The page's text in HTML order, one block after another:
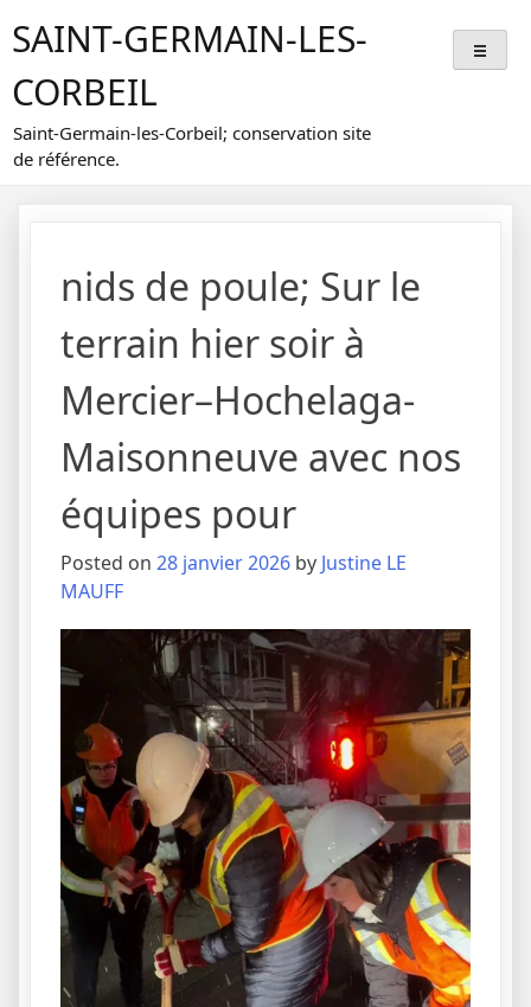
toSAINT-GERMAIN-LES-
CORBEIL
Saint-Germain-les-Corbeil; conservation site
de référence.
nids de poule; Sur le
terrain hier soir à
Mercier–Hochelaga-
Maisonneuve avec nos
équipes pour
Posted on 28 janvier 2026 by Justine LE
MAUFF